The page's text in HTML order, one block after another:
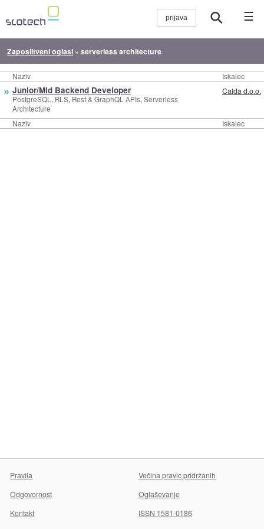
☰
Zaposlitveni oglasi »serverless architecture
Naziv Iskalec
Naziv Iskalec
» Junior/Mid Backend Developer
PostgreSQL, RLS, Rest & GraphQL APIs, Serverless
Architecture
Calda d.o.o.
Pravila
Večina pravic pridržanih
Odgovornost
Oglaševanje
Kontakt
ISSN 1581-0186